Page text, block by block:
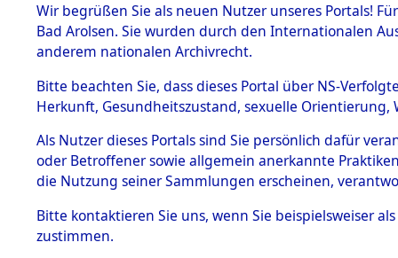
HOME
BESTÄNDE
Inhaftierungsdoku
mente
1.2.9 Beim ITS
verwahrte
1.2.9.1
Effekten aus
0003
Wir begrüßen Sie als neuen Nutzer unseres Portals!
Bad Arolsen. Sie wurden durch den Internationalen
anderem nationalen Archivrecht.
Bitte beachten Sie, dass dieses Portal über NS-
Herkunft, Gesundheitszustand, sexuelle
Als Nutzer dieses Portals sind Sie persönlich dafür
oder Betroffener sowie allgemein anerkannte
die Nutzung seiner Sammlungen erscheinen,
Bitte kontaktieren Sie uns, wenn Sie beispielsweiser
zustimmen.